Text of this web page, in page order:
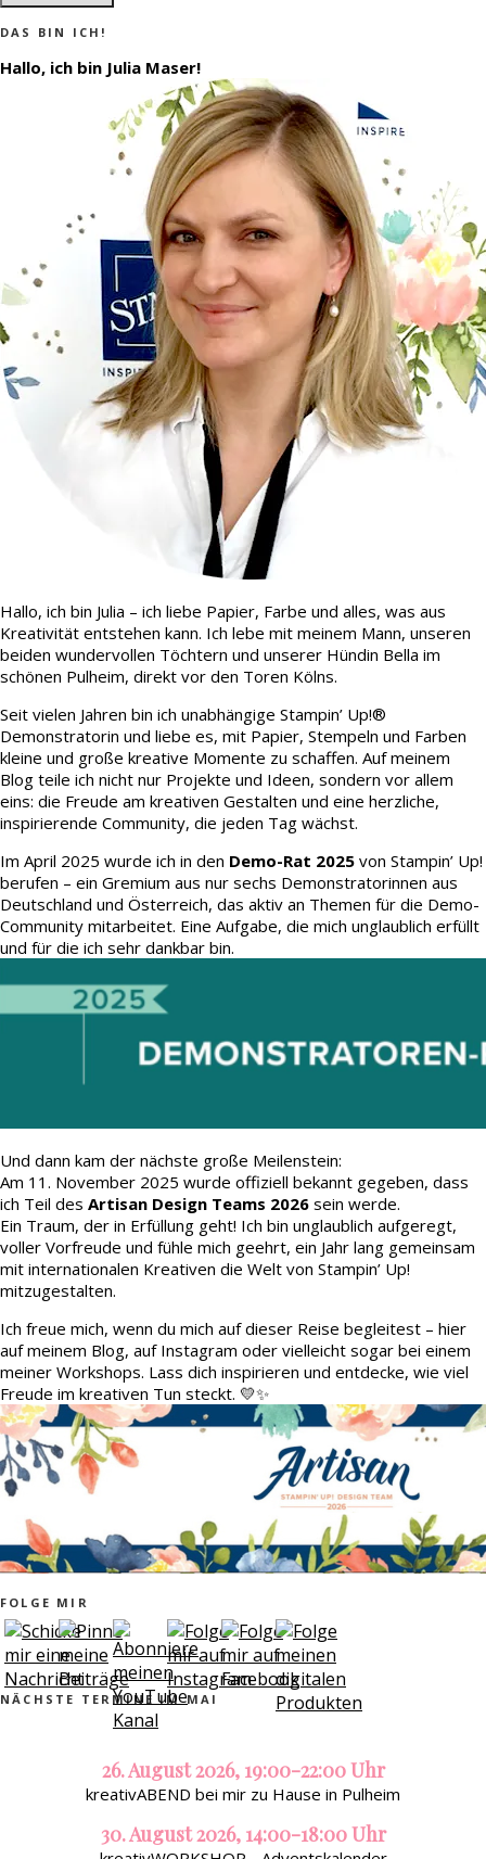
DAS BIN ICH!
Hallo, ich bin Julia Maser!
Hallo, ich bin Julia – ich liebe Papier, Farbe und alles, was aus
Kreativität entstehen kann. Ich lebe mit meinem Mann, unseren
beiden wundervollen Töchtern und unserer Hündin Bella im
schönen Pulheim, direkt vor den Toren Kölns.
Seit vielen Jahren bin ich unabhängige Stampin’ Up!®
Demonstratorin und liebe es, mit Papier, Stempeln und Farben
kleine und große kreative Momente zu schaffen. Auf meinem
Blog teile ich nicht nur Projekte und Ideen, sondern vor allem
eins: die Freude am kreativen Gestalten und eine herzliche,
inspirierende Community, die jeden Tag wächst.
Im April 2025 wurde ich in den Demo-Rat 2025 von Stampin’ Up!
berufen – ein Gremium aus nur sechs Demonstratorinnen aus
Deutschland und Österreich, das aktiv an Themen für die Demo-
Community mitarbeitet. Eine Aufgabe, die mich unglaublich erfüllt
und für die ich sehr dankbar bin.
Und dann kam der nächste große Meilenstein:
Am 11. November 2025 wurde offiziell bekannt gegeben, dass
ich Teil des Artisan Design Teams 2026 sein werde.
Ein Traum, der in Erfüllung geht! Ich bin unglaublich aufgeregt,
voller Vorfreude und fühle mich geehrt, ein Jahr lang gemeinsam
mit internationalen Kreativen die Welt von Stampin’ Up!
mitzugestalten.
Ich freue mich, wenn du mich auf dieser Reise begleitest – hier
auf meinem Blog, auf Instagram oder vielleicht sogar bei einem
meiner Workshops. Lass dich inspirieren und entdecke, wie viel
Freude im kreativen Tun steckt. 💛✨
FOLGE MIR
NÄCHSTE TERMINE IM MAI
26. August 2026, 19:00-22:00 Uhr
kreativABEND bei mir zu Hause in Pulheim
30. August 2026, 14:00-18:00 Uhr